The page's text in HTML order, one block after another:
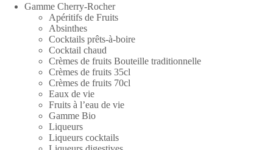
Gamme Cherry-Rocher
Apéritifs de Fruits
Absinthes
Cocktails prêts-à-boire
Cocktail chaud
Crèmes de fruits Bouteille traditionnelle
Crèmes de fruits 35cl
Crèmes de fruits 70cl
Eaux de vie
Fruits à l’eau de vie
Gamme Bio
Liqueurs
Liqueurs cocktails